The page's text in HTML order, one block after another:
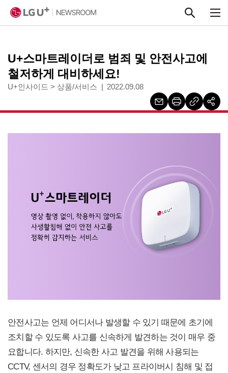
U+스마트레이더로 범죄 및 안전사고에
철저하게 대비하세요!
U+인사이드 > 상품/서비스 2022.09.08
안전사고는 언제 어디서나 발생할 수 있기 때문에 초기에
조치할 수 있도록 사고를 신속하게 발견하는 것이 매우 중
요합니다. 하지만, 신속한 사고 발견을 위해 사용되는
CCTV, 센서의 경우 정확도가 낮고 프라이버시 침해 및 접